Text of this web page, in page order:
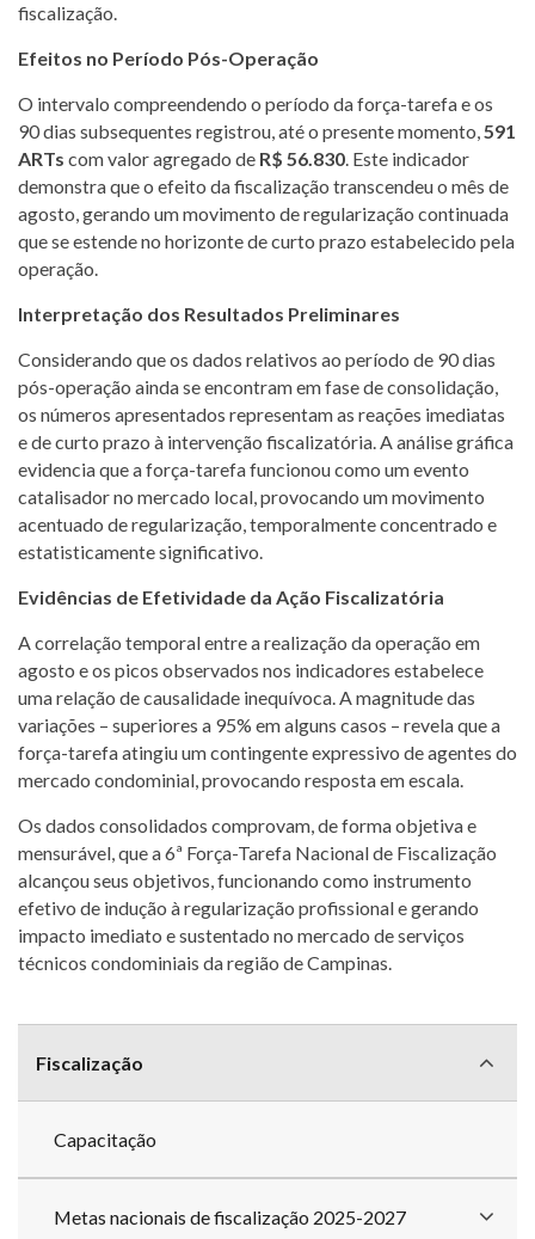
fiscalização.
Efeitos no Período Pós-Operação
O intervalo compreendendo o período da força-tarefa e os
90 dias subsequentes registrou, até o presente momento,591
ARTs com valor agregado de R$ 56.830. Este indicador
demonstra que o efeito da fiscalização transcendeu o mês de
agosto, gerando um movimento de regularização continuada
que se estende no horizonte de curto prazo estabelecido pela
operação.
Interpretação dos Resultados Preliminares
Considerando que os dados relativos ao período de 90 dias
pós-operação ainda se encontram em fase de consolidação,
os números apresentados representam as reações imediatas
e de curto prazo à intervenção fiscalizatória. A análise gráfica
evidencia que a força-tarefa funcionou como um evento
catalisador no mercado local, provocando um movimento
acentuado de regularização, temporalmente concentrado e
estatisticamente significativo.
Evidências de Efetividade da Ação Fiscalizatória
A correlação temporal entre a realização da operação em
agosto e os picos observados nos indicadores estabelece
uma relação de causalidade inequívoca. A magnitude das
variações – superiores a 95% em alguns casos – revela que a
força-tarefa atingiu um contingente expressivo de agentes do
mercado condominial, provocando resposta em escala.
Os dados consolidados comprovam, de forma objetiva e
mensurável, que a 6ª Força-Tarefa Nacional de Fiscalização
alcançou seus objetivos, funcionando como instrumento
efetivo de indução à regularização profissional e gerando
impacto imediato e sustentado no mercado de serviços
técnicos condominiais da região de Campinas.
comFiscalização
Capacitação
Metas nacionais de fiscalização 2025-2027